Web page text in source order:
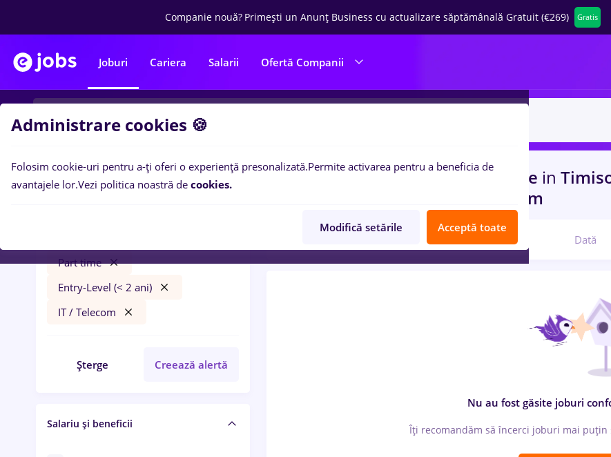
Companie nouă? Primești un Anunț Business cu actualizare săptămânală Gratuit (€269) Gratis
Joburi Cariera Salarii Ofertă Companii
Filtre
Part time
Entry-Level (< 2 ani)
IT / Telecom
Șterge Creează alertă
Salariu și beneficii
0locuri de muncaplafar, Part time in
Constructii / Instalatii, IT / Telecom
Relevanță Dată
Nu au fost găsite joburi
Îți recomandăm să încerci joburi mai
Administrare cookies 🍪
Folosim cookie-uri pentru a-ți oferi o experiență presonalizată.Permite activarea pentru a beneficia de
avantajele lor.Vezi politica noastră de cookies.
Modifică setările Acceptă toate